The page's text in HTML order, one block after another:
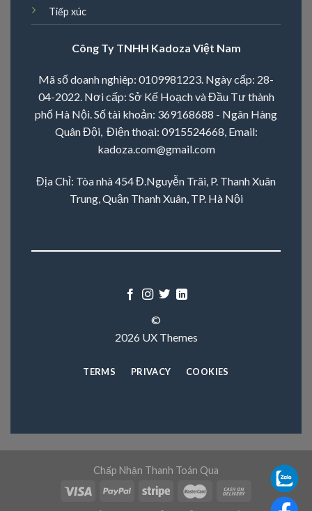
Tiếp xúc
Công Ty TNHH Kadoza Việt Nam
Mã số doanh nghiêp: 0109981223. Ngày cấp: 28-
04-2022. Nơi cấp: Sở Kế Hoạch và Đầu Tư thành
phố Hà Nội. Số tài khoản: 369168688 - Ngân Hàng
Quân Đội, Điện thoại: 0915524668, Email:
kadoza.com@gmail.com
Địa Chỉ: Tòa nhà 454 Đ.Nguyễn Trãi, P. Thanh Xuân
Trung, Quận Thanh Xuân, TP. Hà Nội
©
2026 UX Themes
TERMS PRIVACY COOKIES
Chấp Nhận Thanh Toán Qua